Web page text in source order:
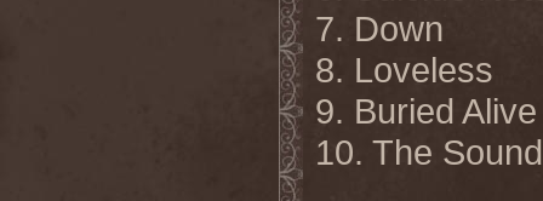
7. Down
8. Loveless
9. Buried Alive
10. The